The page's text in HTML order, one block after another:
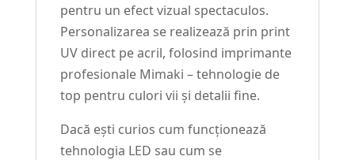
pentru un efect vizual spectaculos.
Personalizarea se realizează prin print
UV direct pe acril, folosind imprimante
profesionale Mimaki – tehnologie de
top pentru culori vii și detalii fine.
Dacă ești curios cum funcționează
tehnologia LED sau cum se